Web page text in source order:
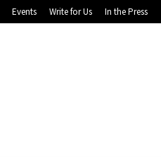
Events Write for Us In the Press